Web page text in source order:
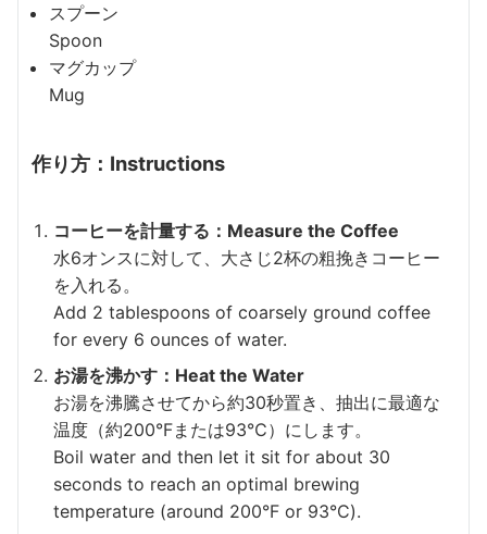
スプーン
Spoon
マグカップ
Mug
作り方：Instructions
コーヒーを計量する：Measure the Coffee
水6オンスに対して、大さじ2杯の粗挽きコーヒー
を入れる。
Add 2 tablespoons of coarsely ground coffee
for every 6 ounces of water.
お湯を沸かす：Heat the Water
お湯を沸騰させてから約30秒置き、抽出に最適な
温度（約200°Fまたは93℃）にします。
Boil water and then let it sit for about 30
seconds to reach an optimal brewing
temperature (around 200°F or 93°C).